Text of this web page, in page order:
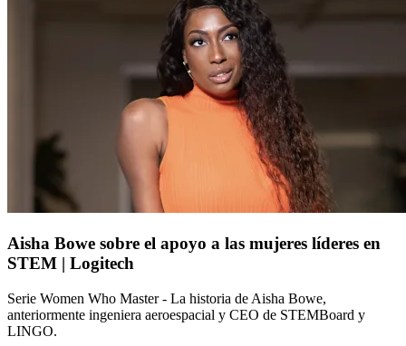
Aisha Bowe sobre el apoyo a las mujeres líderes en
STEM | Logitech
Serie Women Who Master - La historia de Aisha Bowe,
anteriormente ingeniera aeroespacial y CEO de STEMBoard y
LINGO.